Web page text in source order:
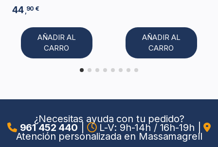
44 90 €
AÑADIR AL
CARRO
AÑADIR AL
CARRO
¿Necesitas ayuda con tu pedido?
961 452 440 L-V: 9h-14h / 16h-19h
Atención personalizada en Massamagrell